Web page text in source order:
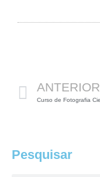
ANTERIOR
Pesquisar